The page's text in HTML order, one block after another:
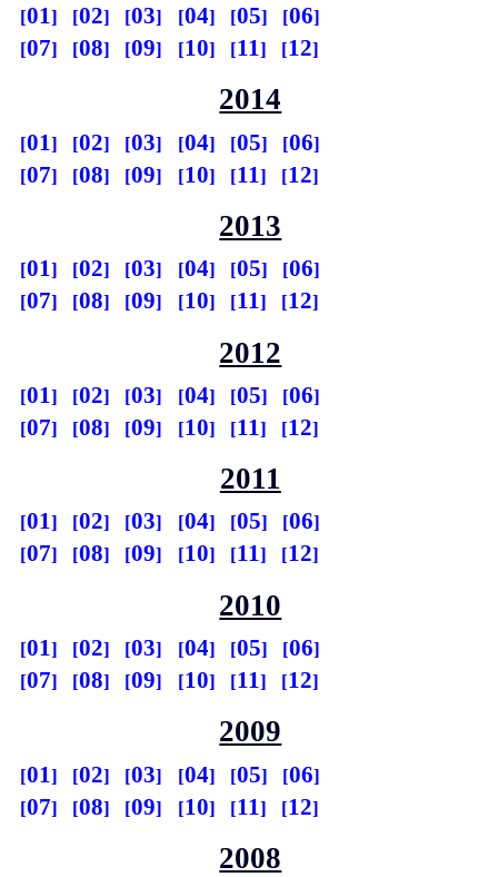
01 02 03 04 05
06
07
08 09 10 11 12
2014
01 02 03 04 05
06
07
08 09 10 11 12
2013
01 02 03 04 05
06
07
08 09 10 11 12
2012
01 02 03 04 05
06
07
08 09 10 11 12
2011
01 02 03 04 05
06
07
08 09 10 11 12
2010
01 02 03 04 05
06
07
08 09 10 11 12
2009
01 02 03 04 05
06
07
08 09 10 11 12
2008